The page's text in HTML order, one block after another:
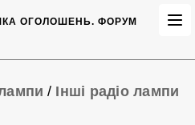
ОГОЛОШЕНЬ. ФОРУМ
/ Інші радіо лампи